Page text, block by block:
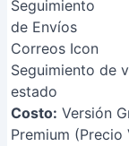
Seguimiento de
estado
Costo: Versión
Premium (Precio